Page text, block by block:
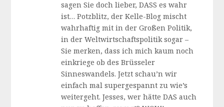
sagen Sie doch lieber, DASS es wahr
ist… Potzblitz, der Kelle-Blog mischt
wahrhaftig mit in der Großen Politik,
in der Weltwirtschaftspolitik sogar –
Sie merken, dass ich mich kaum noch
einkriege ob des Brüsseler
Sinneswandels. Jetzt schau’n wir
einfach mal supergespannt zu wie’s
weitergeht. Jesses, wer hätte DAS auch